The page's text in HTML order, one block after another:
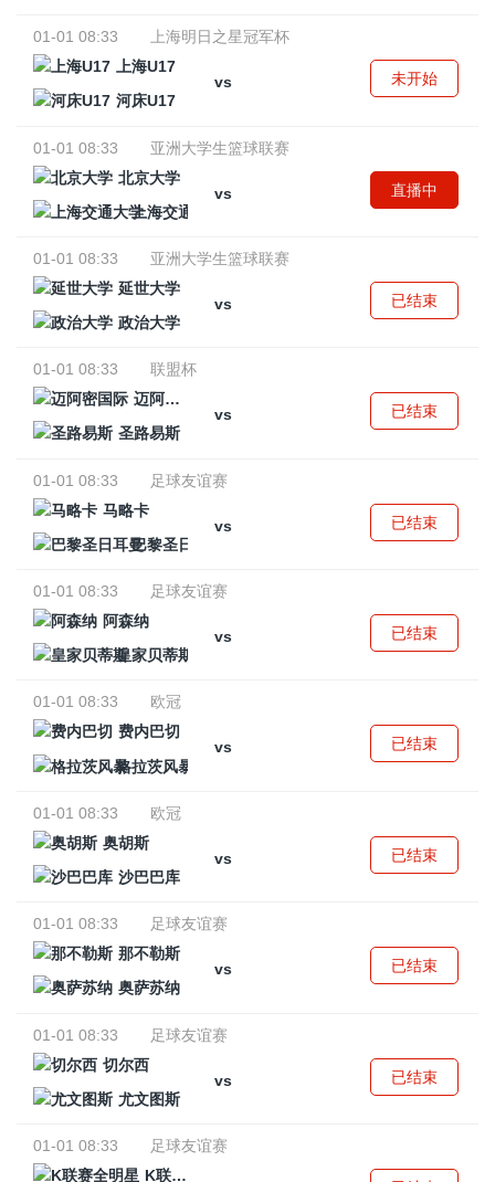
01-01 08:33
上海明日之星冠军杯
上海U17
vs
河床U17
未开始
01-01 08:33
亚洲大学生篮球联赛
北京大学
vs
上海交通大学
直播中
01-01 08:33
亚洲大学生篮球联赛
延世大学
vs
政治大学
已结束
01-01 08:33
联盟杯
迈阿密国际
vs
圣路易斯
已结束
01-01 08:33
足球友谊赛
马略卡
vs
巴黎圣日耳曼
已结束
01-01 08:33
足球友谊赛
阿森纳
vs
皇家贝蒂斯
已结束
01-01 08:33
欧冠
费内巴切
vs
格拉茨风暴
已结束
01-01 08:33
欧冠
奥胡斯
vs
沙巴巴库
已结束
01-01 08:33
足球友谊赛
那不勒斯
vs
奥萨苏纳
已结束
01-01 08:33
足球友谊赛
切尔西
vs
尤文图斯
已结束
01-01 08:33
足球友谊赛
K联赛全明星